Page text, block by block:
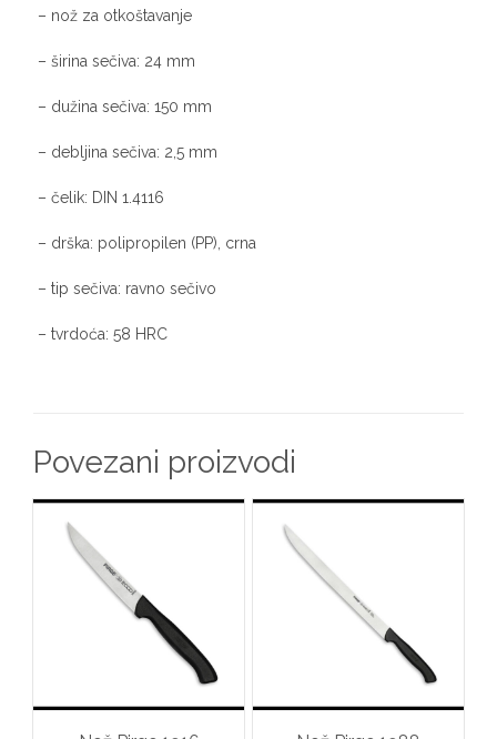
– nož za otkoštavanje
– širina sečiva: 24 mm
– dužina sečiva: 150 mm
– debljina sečiva: 2,5 mm
– čelik: DIN 1.4116
– drška: polipropilen (PP), crna
– tip sečiva: ravno sečivo
– tvrdoća: 58 HRC
Povezani proizvodi